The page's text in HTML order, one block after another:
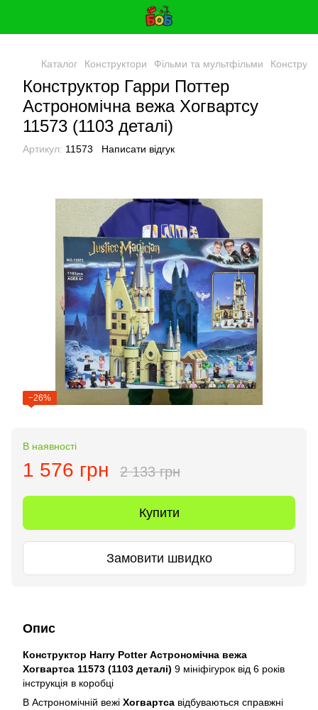
Каталог Конструктори Фільми та мультфільми
Конструктор Гарри Поттер
Астрономічна вежа Хогвартсу
11573 (1103 деталі)
Артикул: 11573 Написати відгук
−26%
В наявності
1 576 грн 2 133 грн
Купити
Замовити швидко
Опис
Конструктор Harry Potter Астрономічна вежа
Хогвартса 11573 (1103 деталі) 9 мініфігурок від 6 років
інструкція в коробці
В Астрономічній вежі Хогвартса відбуваються справжні